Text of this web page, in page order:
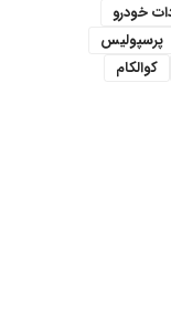
خودرو
پرسپولیس
کوالکام